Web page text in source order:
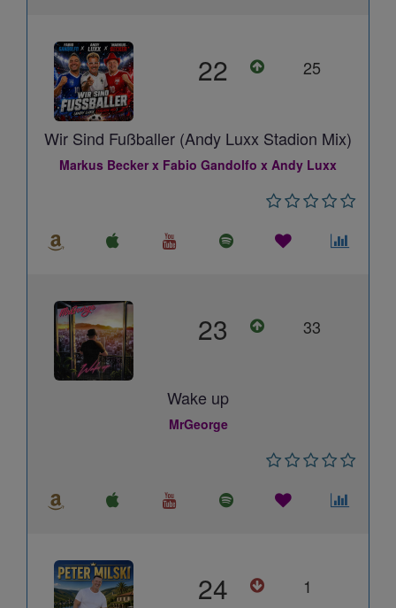
22 25
Wir Sind Fußballer (Andy Luxx Stadion Mix)
Markus Becker x Fabio Gandolfo x Andy Luxx
23 33
Wake up
MrGeorge
24 1